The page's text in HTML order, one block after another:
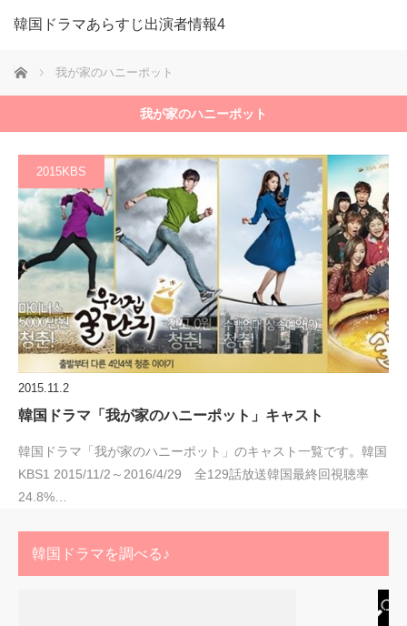
韓国ドラマあらすじ出演者情報4
ホーム 我が家のハニーポット
我が家のハニーポット
2015KBS
2015.11.2
韓国ドラマ「我が家のハニーポット」キャスト
韓国ドラマ「我が家のハニーポット」のキャスト一覧です。韓国
KBS1 2015/11/2～2016/4/29 全129話放送韓国最終回視聴率
24.8%…
韓国ドラマを調べる♪